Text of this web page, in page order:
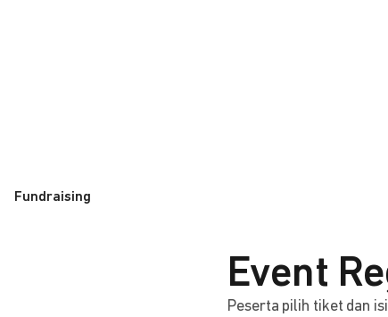
Fundraising
Event
Peserta pilih tiket dan